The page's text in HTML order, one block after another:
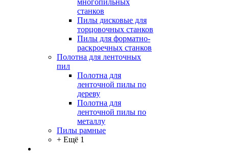
многопильных
станков
Пилы дисковые для
торцовочных станков
Пилы для форматно-
раскроечных станков
Полотна для ленточных
пил
Полотна для
ленточной пилы по
дереву
Полотна для
ленточной пилы по
металлу
Пилы рамные
+ Ещё 1